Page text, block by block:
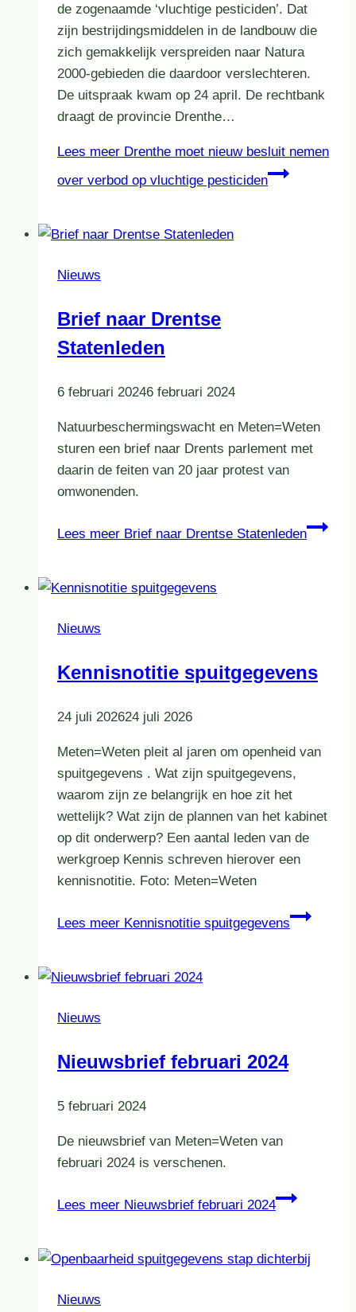
de zogenaamde ‘vluchtige pesticiden’. Dat
zijn bestrijdingsmiddelen in de landbouw die
zich gemakkelijk verspreiden naar Natura
2000-gebieden die daardoor verslechteren.
De uitspraak kwam op 24 april. De rechtbank
draagt de provincie Drenthe…
Lees meer Drenthe moet nieuw besluit nemen
over verbod op vluchtige pesticiden
Nieuws
Brief naar Drentse
Statenleden
6 februari 20246 februari 2024
Natuurbeschermingswacht en Meten=Weten
sturen een brief naar Drents parlement met
daarin de feiten van 20 jaar protest van
omwonenden.
Lees meer Brief naar Drentse Statenleden
Nieuws
Kennisnotitie spuitgegevens
24 juli 202624 juli 2026
Meten=Weten pleit al jaren om openheid van
spuitgegevens . Wat zijn spuitgegevens,
waarom zijn ze belangrijk en hoe zit het
wettelijk? Wat zijn de plannen van het kabinet
op dit onderwerp? Een aantal leden van de
werkgroep Kennis schreven hierover een
kennisnotitie. Foto: Meten=Weten
Lees meer Kennisnotitie spuitgegevens
Nieuws
Nieuwsbrief februari 2024
5 februari 2024
De nieuwsbrief van Meten=Weten van
februari 2024 is verschenen.
Lees meer Nieuwsbrief februari 2024
Nieuws